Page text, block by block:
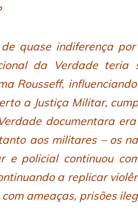
quase indiferença
da Verdade
Rousseff,
a Justiça Militar,
documentara
aos militares – os
e policial continuou
a replicar
ameaças, prisões